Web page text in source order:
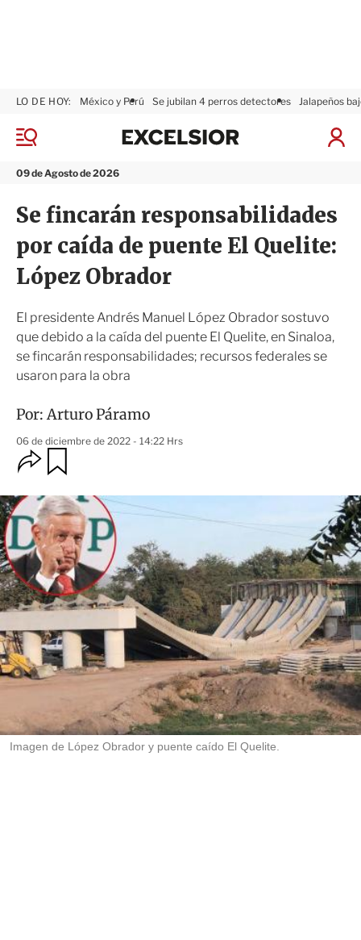
M
n
09 de Agosto de 2026
LO DE HOY: México y Perú Se jubilan 4 perros detectores Jalapeños
I
a
S
x
s
i
o
r
Se fincarán responsabilidades
por caída de puente El Quelite:
López Obrador
El presidente Andrés Manuel López Obrador sostuvo
que debido a la caída del puente El Quelite, en Sinaloa,
se fincarán responsabilidades; recursos federales se
usaron para la obra
Por:Arturo Páramo
06 de diciembre de 2022 - 14:22 Hrs
O
p
i
o
n
e
s
d
e
c
m
p
a
r
r
r
d
a
r
Imagen de López Obrador y puente caído El Quelite.